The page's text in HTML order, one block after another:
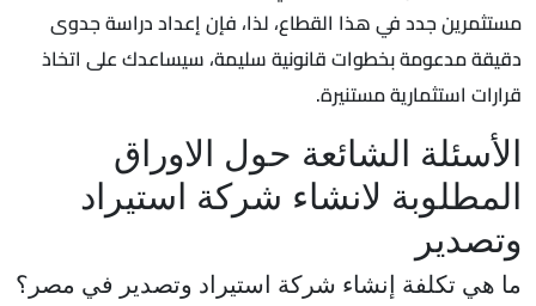
مستثمرين جدد في هذا القطاع، لذا، فإن إعداد دراسة جدوى
دقيقة مدعومة بخطوات قانونية سليمة، سيساعدك على اتخاذ
قرارات استثمارية مستنيرة.
الأسئلة الشائعة حول الاوراق
المطلوبة لانشاء شركة استيراد
وتصدير
ما هي تكلفة إنشاء شركة استيراد وتصدير في مصر؟